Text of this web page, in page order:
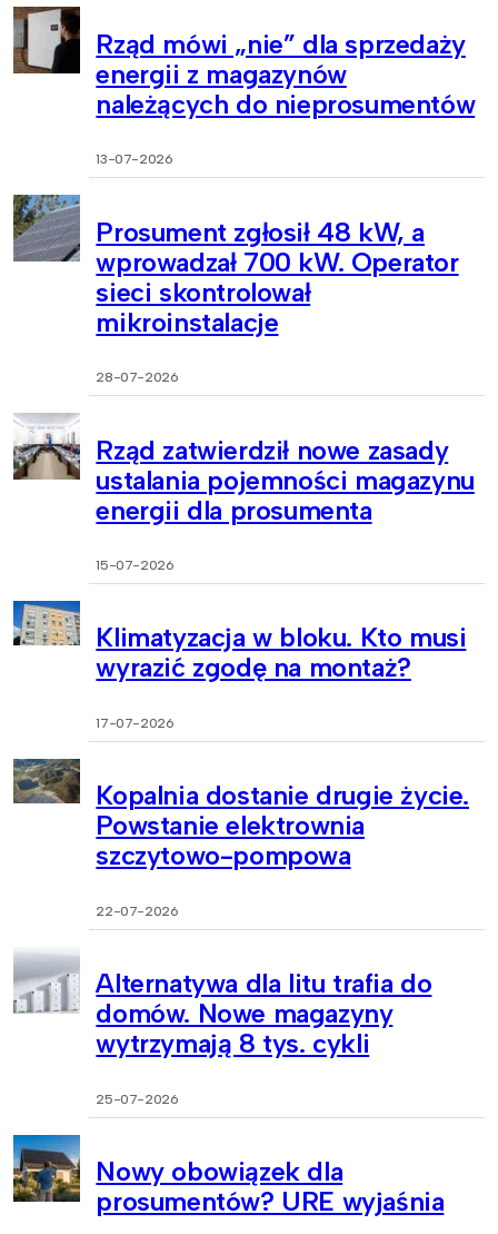
Rząd mówi „nie” dla sprzedaży
energii z magazynów
należących do nieprosumentów
13-07-2026
Prosument zgłosił 48 kW, a
wprowadzał 700 kW. Operator
sieci skontrolował
mikroinstalacje
28-07-2026
Rząd zatwierdził nowe zasady
ustalania pojemności magazynu
energii dla prosumenta
15-07-2026
Klimatyzacja w bloku. Kto musi
wyrazić zgodę na montaż?
17-07-2026
Kopalnia dostanie drugie życie.
Powstanie elektrownia
szczytowo-pompowa
22-07-2026
Alternatywa dla litu trafia do
domów. Nowe magazyny
wytrzymają 8 tys. cykli
25-07-2026
Nowy obowiązek dla
prosumentów? URE wyjaśnia